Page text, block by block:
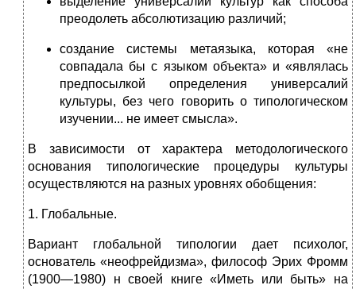
преодо­леть абсолютизацию различий;
создание системы метаязыка, которая «не
совпадала бы с языком объекта» и «являлась
предпосылкой опреде­ления универсалий
культуры, без чего говорить о типоло­гическом
изучении... не имеет смысла».
В зависимости от характера методологического
основа­ния типологические процедуры культуры
осуществляются на разных уровнях обобщения:
1. Глобальные.
Вариант глобальной типологии дает психолог,
основа­тель «неофрейдизма», философ Эрих Фромм
(1900—1980) н своей книге «Иметь или быть» на